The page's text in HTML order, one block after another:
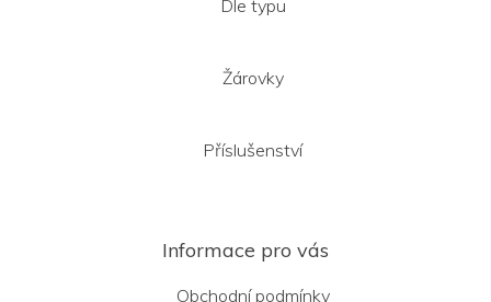
Dle typu
Žárovky
Příslušenství
Informace pro vás
Obchodní podmínky